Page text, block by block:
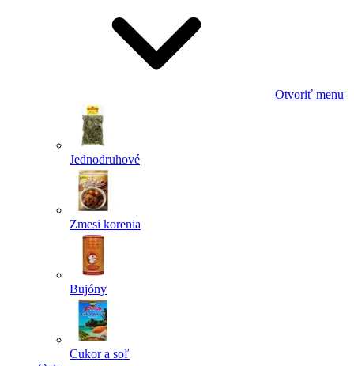
Otvoriť menu
Jednodruhové
Zmesi korenia
Bujóny
Cukor a soľ